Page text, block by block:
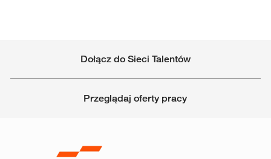
Dołącz do Sieci Talentów
Przeglądaj oferty pracy